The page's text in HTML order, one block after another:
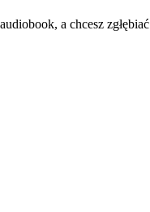
a chcesz